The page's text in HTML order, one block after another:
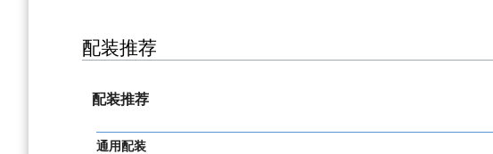
配装推荐
配装推荐
通用配装